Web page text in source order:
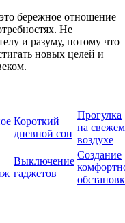
бережное отношение
Не
и разуму, потому что
новых целей и
Короткий
дневной сон
Прогулка
на свежем
воздухе
Выключение
гаджетов
Создание